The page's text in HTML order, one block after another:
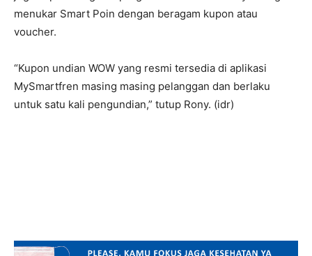
menukar Smart Poin dengan beragam kupon atau
voucher.
“Kupon undian WOW yang resmi tersedia di aplikasi
MySmartfren masing masing pelanggan dan berlaku
untuk satu kali pengundian,” tutup Rony. (idr)